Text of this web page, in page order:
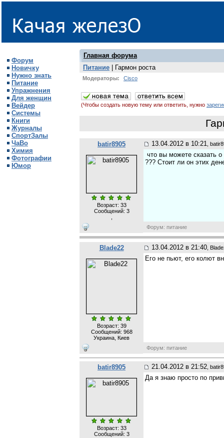
Форум
Новичку
Нужно знать
Питание
Упражнения
Для женщин
Вейдер
Системы
Книги
Журналы
СпортЗалы
ЧаВо
Химия
Фотографии
Юмор
Главная форума
Питание | Гармон роста
Модераторы: Cisco
(Чтобы создать новую тему или ответить, нужно
batir8905 13.04.2012 в 10:21 ,
Возраст: 33
Сообщений: 3
что вы можете сказать
??? Стоит ли он этих
Форум: питание
Blade22 13.04.2012 в 21:40 ,
Возраст: 39
Сообщений: 968
Украина, Киев
Его не пьют, его колют
Форум: питание
batir8905 21.04.2012 в 21:52 ,
Возраст: 33
Сообщений: 3
Да я знаю просто по